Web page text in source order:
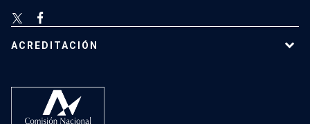
ACREDITACIÓN